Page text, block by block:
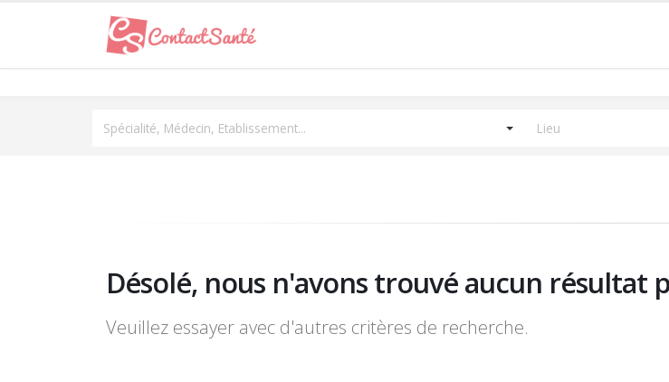
Spécialité, Médecin, Etablissement...
Désolé, nous n'avons trouvé aucun résultat
Veuillez essayer avec d'autres critères de recherche.